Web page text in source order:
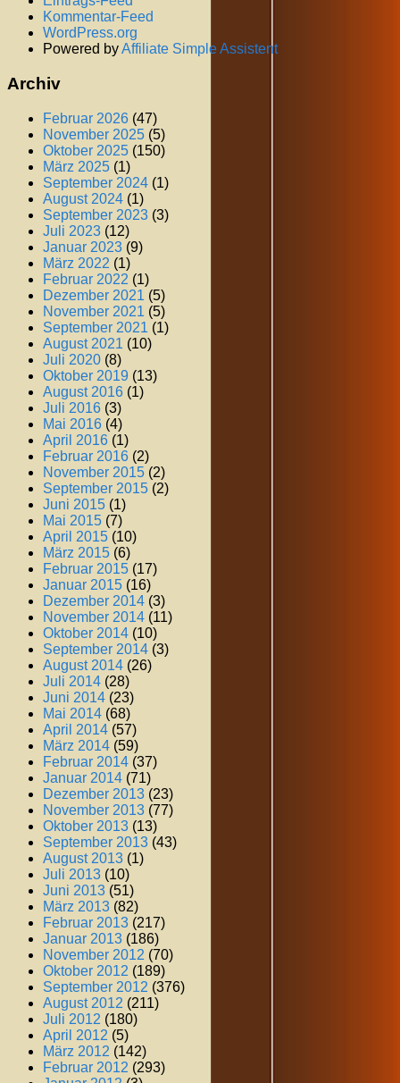
Kommentar-Feed
WordPress.org
Powered byAffiliate Simple Assistent
Archiv
Februar 2026 (47)
November 2025 (5)
Oktober 2025 (150)
März 2025 (1)
September 2024 (1)
August 2024 (1)
September 2023 (3)
Juli 2023 (12)
Januar 2023 (9)
März 2022 (1)
Februar 2022 (1)
Dezember 2021 (5)
November 2021 (5)
September 2021 (1)
August 2021 (10)
Juli 2020 (8)
Oktober 2019 (13)
August 2016 (1)
Juli 2016 (3)
Mai 2016 (4)
April 2016 (1)
Februar 2016 (2)
November 2015 (2)
September 2015 (2)
Juni 2015 (1)
Mai 2015 (7)
April 2015 (10)
März 2015 (6)
Februar 2015 (17)
Januar 2015 (16)
Dezember 2014 (3)
November 2014 (11)
Oktober 2014 (10)
September 2014 (3)
August 2014 (26)
Juli 2014 (28)
Juni 2014 (23)
Mai 2014 (68)
April 2014 (57)
März 2014 (59)
Februar 2014 (37)
Januar 2014 (71)
Dezember 2013 (23)
November 2013 (77)
Oktober 2013 (13)
September 2013 (43)
August 2013 (1)
Juli 2013 (10)
Juni 2013 (51)
März 2013 (82)
Februar 2013 (217)
Januar 2013 (186)
November 2012 (70)
Oktober 2012 (189)
September 2012 (376)
August 2012 (211)
Juli 2012 (180)
April 2012 (5)
März 2012 (142)
Februar 2012 (293)